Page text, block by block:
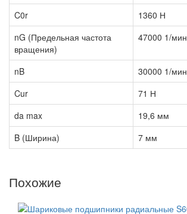
C0r
1360 Н
nG (Предельная частота
вращения)
47000 1/мин
nB
30000 1/мин
Cur
71 Н
da max
19,6 мм
B (Ширина)
7 мм
Похожие